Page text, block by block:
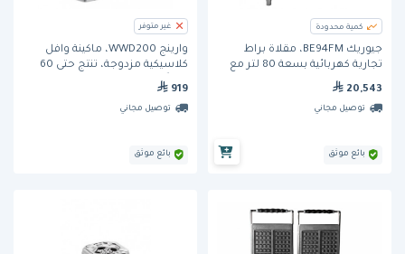
كمية محدودة
جيوريك BE94FM، مقلاة براط
تجارية كهربائية بسعة 80 لتر مع
وحوض من الحديد الطري، وهيكل
من الفولاذ ا
20,543
توصيل مجاني
بائع موثق
غير متوفر
وارينج WWD200، ماكينة وافل
كلاسيكية مزدوجة، تنتج حتى 60
وافلاً في الساعة
919
توصيل مجاني
بائع موثق